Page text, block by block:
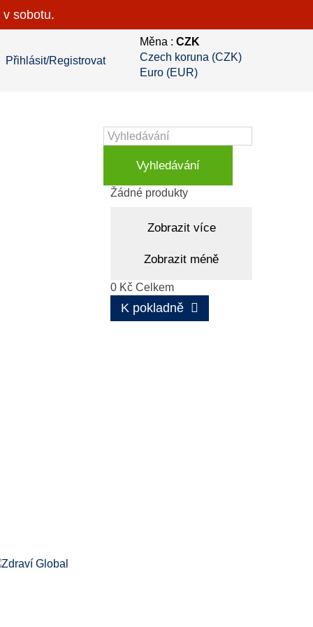
sobotu.
Přihlásit/Registrovat
Měna : CZK
Czech koruna (CZK)
Euro (EUR)
Vyhledávání
Košík
(prázdný)
Žádné produkty
Zobrazit více
Zobrazit méně
0 Kč Celkem
K pokladně